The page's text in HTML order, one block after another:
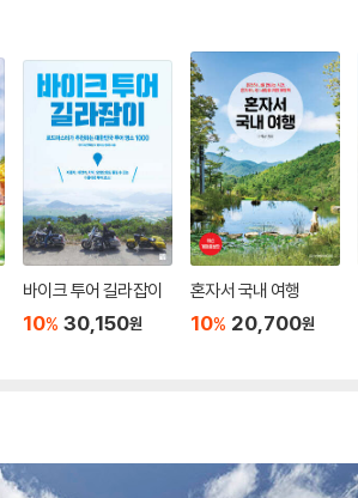
바이크 투어 길라잡이
10% 30,150원
혼자서 국내 여행
10% 20,700원